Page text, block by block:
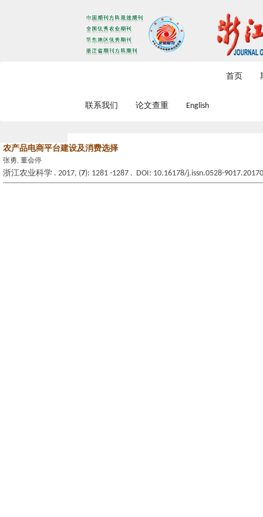
首页
联系我们 论文查重 English
农产品电商平台建设及消费选择
张勇, 董会停
浙江农业科学 . 2017, (7): 1281 -1287 . DOI: 10.16178/j.issn.0528-